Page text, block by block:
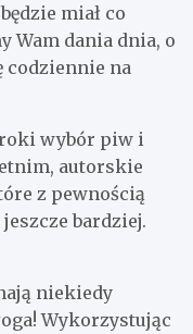
miał co
Wam dania dnia, o
codziennie na
wybór piw i
autorskie
z pewnością
bardziej.
niekiedy
Wykorzystując